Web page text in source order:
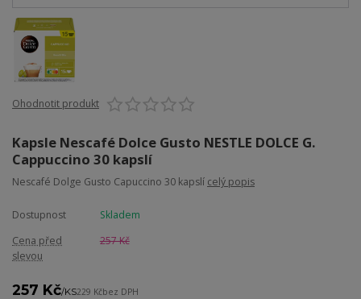
Ohodnotit produkt
Kapsle Nescafé Dolce Gusto NESTLE DOLCE G.
Cappuccino 30 kapslí
Nescafé Dolge Gusto Capuccino 30 kapslí celý popis
Dostupnost
Skladem
Cena před
slevou
257 Kč
257 Kč/KS229 Kčbez DPH